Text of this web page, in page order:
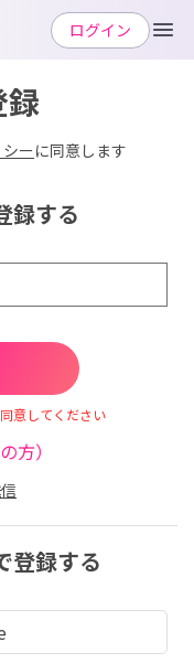
録
ーに同意します
録する
意してください
方）
登録する
ログイン